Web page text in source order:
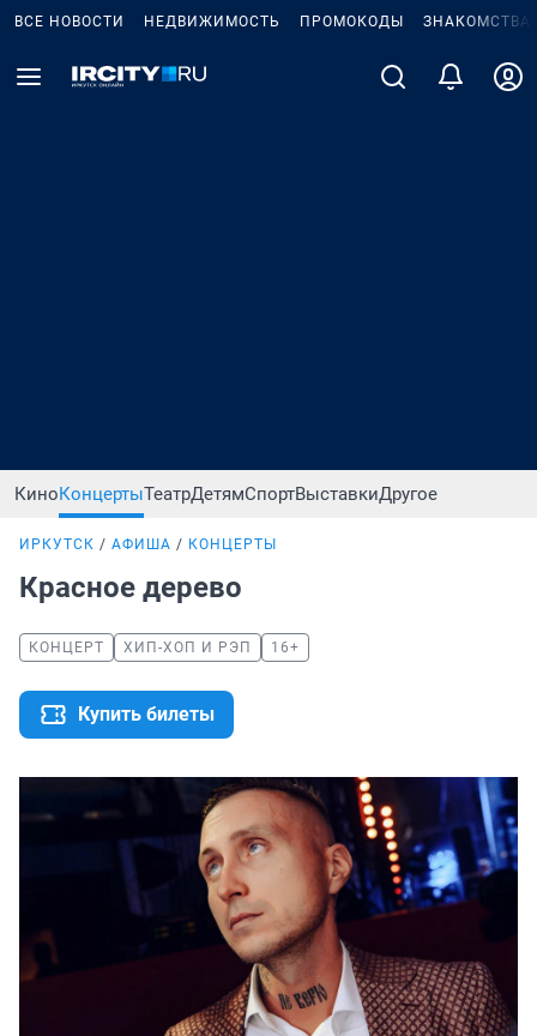
ВСЕ НОВОСТИ НЕДВИЖИМОСТЬ ПРОМОКОДЫ ЗНАКОМСТВА
КиноКонцертыТеатрДетямСпортВыставкиДругое
ИРКУТСК АФИША КОНЦЕРТЫ
Красное дерево
КОНЦЕРТ ХИП-ХОП И РЭП 16+
Купить билеты